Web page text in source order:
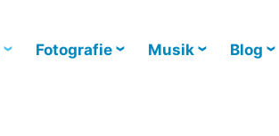
Fotografie Musik Blog